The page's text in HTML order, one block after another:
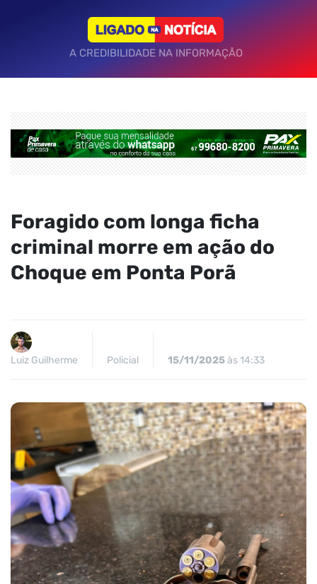
A CREDIBILIDADE NA INFORMAÇÃO
Foragido com longa ficha
criminal morre em ação do
Choque em Ponta Porã
Luiz Guilherme Policial 15/11/2025às 14:33